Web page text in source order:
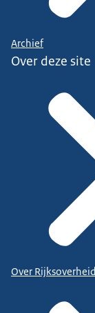
Archief
Over deze site
Over